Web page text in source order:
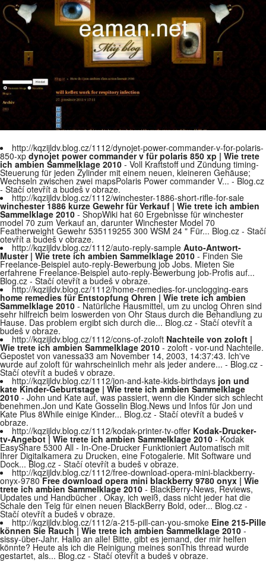
http://kqzijldv.blog.cz/1112/dynojet-power-commander-v-for-polaris-
850-xp dynojet power commander v für polaris 850 xp | Wie trete
ich ambien Sammelklage 2010 - Voll Kraftstoff und Zündung timing-
Steuerung für jeden Zylinder mit einem neuen, kleineren Gehäuse;
Wechseln zwischen zwei mapsPolaris Power commander V... - Blog.cz
- Stačí otevřít a budeš v obraze.
http://kqzijldv.blog.cz/1112/winchester-1886-short-rifle-for-sale
winchester 1886 kurze Gewehr für Verkauf | Wie trete ich ambien
Sammelklage 2010 - ShopWiki hat 60 Ergebnisse für winchester
model 70 zum Verkauf an, darunter Winchester Model 70
Featherweight Gewehr 535119255 300 WSM 24 " Für... Blog.cz - Stačí
otevřít a budeš v obraze.
http://kqzijldv.blog.cz/1112/auto-reply-sample Auto-Antwort-
Muster | Wie trete ich ambien Sammelklage 2010 - Finden Sie
Freelance-Beispiel auto-reply-Bewerbung job Jobs. Mieten Sie
erfahrene Freelance-Beispiel auto-reply-Bewerbung job-Profis auf...
Blog.cz - Stačí otevřít a budeš v obraze.
http://kqzijldv.blog.cz/1112/home-remedies-for-unclogging-ears
home remedies für Entstopfung Ohren | Wie trete ich ambien
Sammelklage 2010 - Natürliche Hausmittel, um zu unclog Ohren sind
sehr hilfreich beim loswerden von Ohr Staus durch die Behandlung zu
Hause. Das problem ergibt sich durch die... Blog.cz - Stačí otevřít a
budeš v obraze.
http://kqzijldv.blog.cz/1112/cons-of-zoloft Nachteile von zoloft |
Wie trete ich ambien Sammelklage 2010 - zoloft - vor-und Nachteile.
Gepostet von vanessa33 am November 14, 2003, 14:37:43. Ich've
wurde auf zoloft für wahrscheinlich mehr als jeder andere... - Blog.cz -
Stačí otevřít a budeš v obraze.
http://kqzijldv.blog.cz/1112/jon-and-kate-kids-birthdays jon und
kate Kinder-Geburtstage | Wie trete ich ambien Sammelklage
2010 - John und Kate auf, was passiert, wenn die Kinder sich schlecht
benehmen.Jon und Kate Gosselin Blog.News und Infos für Jon und
Kate Plus 8While einige Kinder... Blog.cz - Stačí otevřít a budeš v
obraze.
http://kqzijldv.blog.cz/1112/kodak-printer-tv-offer Kodak-Drucker-
tv-Angebot | Wie trete ich ambien Sammelklage 2010 - Kodak
EasyShare 5300 All - In-One-Drucker Funktioniert Automatisch mit
Ihrer Digitalkamera zu Drucken, eine Fotogalerie. Mit Software und
Dock... Blog.cz - Stačí otevřít a budeš v obraze.
http://kqzijldv.blog.cz/1112/free-download-opera-mini-blackberry-
onyx-9780Free download opera mini blackberry 9780 onyx | Wie
trete ich ambien Sammelklage 2010 - BlackBerry-News, Reviews,
Updates und Handbücher . Okay, ich weiß, dass nicht jeder hat die
Schale den Teig für einen neuen BlackBerry Bold, oder... Blog.cz -
Stačí otevřít a budeš v obraze.
http://kqzijldv.blog.cz/1112/a-215-pill-can-you-smoke Eine 215-Pille
können Sie Rauch | Wie trete ich ambien Sammelklage 2010 -
sissy-über-Jahr. Hallo an alle! Bitte, gibt es jemand, der mir helfen
könnte? Heute als ich die Reinigung meines sonThis thread wurde
gestartet, als... Blog.cz - Stačí otevřít a budeš v obraze.